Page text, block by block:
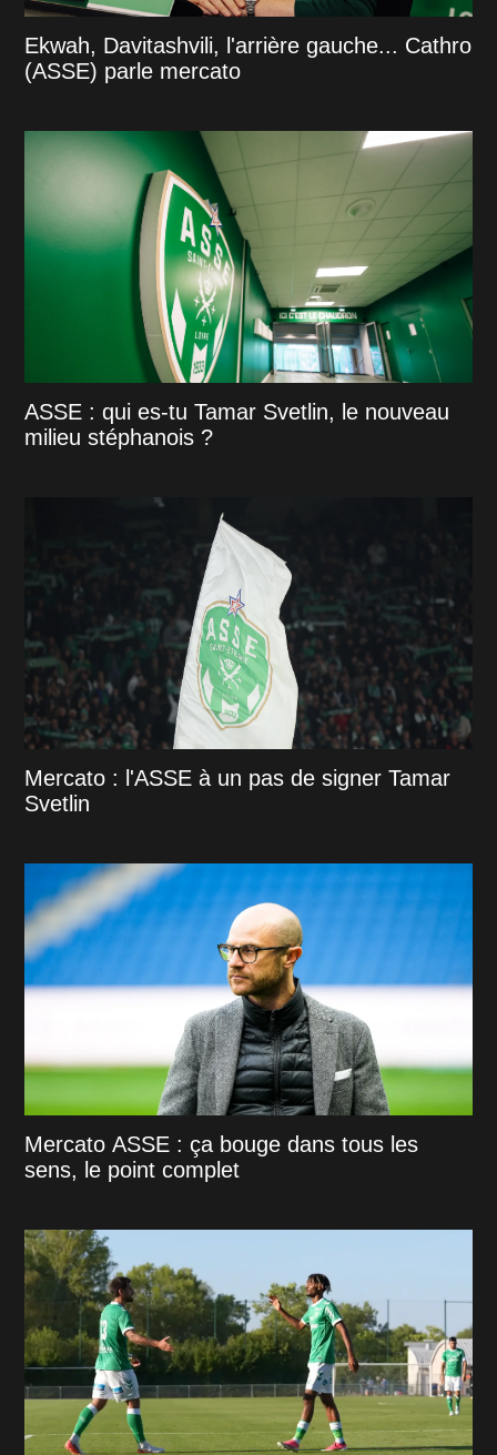
Ekwah, Davitashvili, l'arrière gauche... Cathro
(ASSE) parle mercato
ASSE : qui es-tu Tamar Svetlin, le nouveau
milieu stéphanois ?
Mercato : l'ASSE à un pas de signer Tamar
Svetlin
Mercato ASSE : ça bouge dans tous les
sens, le point complet